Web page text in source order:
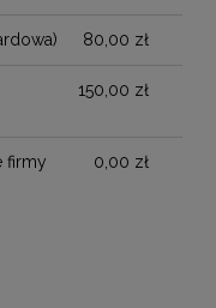
80,00 zł
150,00 zł
firmy
0,00 zł